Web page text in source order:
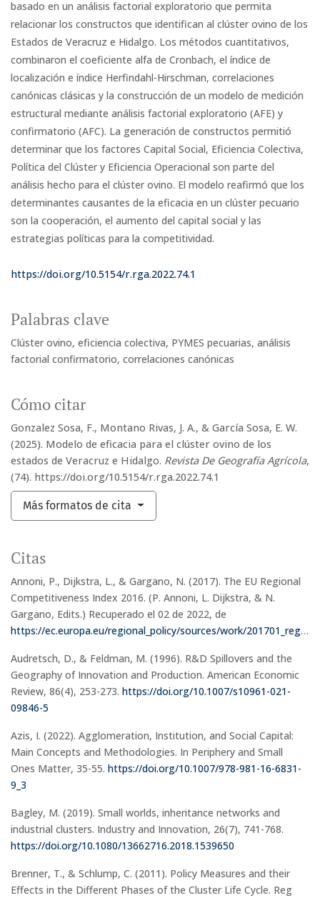
Palabras clave
Clúster ovino eficiencia colectiva PYMES pecuarias análisis
factorial confirmatorio correlaciones canónicas
Cómo citar
Gonzalez Sosa, F., Montano Rivas, J. A., & García Sosa, E. W.
(2025). Modelo de eficacia para el clúster ovino de los
estados de Veracruz e Hidalgo. Revista De Geografía Agrícola,
(74). https://doi.org/10.5154/r.rga.2022.74.1
Más formatos de cita
basado en un análisis factorial exploratorio que permita
relacionar los constructos que identifican al clúster ovino de los
Estados de Veracruz e Hidalgo. Los métodos cuantitativos,
combinaron el coeficiente alfa de Cronbach, el índice de
localización e índice Herfindahl-Hirschman, correlaciones
canónicas clásicas y la construcción de un modelo de medición
estructural mediante análisis factorial exploratorio (AFE) y
confirmatorio (AFC). La generación de constructos permitió
determinar que los factores Capital Social, Eficiencia Colectiva,
Política del Clúster y Eficiencia Operacional son parte del
análisis hecho para el clúster ovino. El modelo reafirmó que los
determinantes causantes de la eficacia en un clúster pecuario
son la cooperación, el aumento del capital social y las
estrategias políticas para la competitividad.
https://doi.org/10.5154/r.rga.2022.74.1
Citas
Annoni, P., Dijkstra, L., & Gargano, N. (2017). The EU Regional
Competitiveness Index 2016. (P. Annoni, L. Dijkstra, & N.
Gargano, Edits.) Recuperado el 02 de 2022, de
https://ec.europa.eu/regional_policy/sources/work/201701_regional_competitiveness2016.pdf
Audretsch, D., & Feldman, M. (1996). R&D Spillovers and the
Geography of Innovation and Production. American Economic
Review, 86(4), 253-273. https://doi.org/10.1007/s10961-021-
09846-5
Azis, I. (2022). Agglomeration, Institution, and Social Capital:
Main Concepts and Methodologies. In Periphery and Small
Ones Matter, 35-55. https://doi.org/10.1007/978-981-16-6831-
9_3
Bagley, M. (2019). Small worlds, inheritance networks and
industrial clusters. Industry and Innovation, 26(7), 741-768.
https://doi.org/10.1080/13662716.2018.1539650
Brenner, T., & Schlump, C. (2011). Policy Measures and their
Effects in the Different Phases of the Cluster Life Cycle. Reg